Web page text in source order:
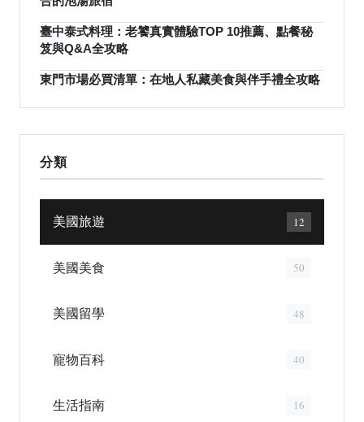
臺中泰式料理：老饕真實體驗TOP 10推薦、點餐秘
笈與Q&A全攻略
東門市場必買清單：在地人私藏美食與伴手禮全攻略
分類
美國旅遊 12
美國美食 50
美國留學 48
寵物百科 40
生活指南 16